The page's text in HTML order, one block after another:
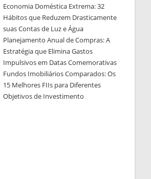
Economia Doméstica Extrema: 32
Hábitos que Reduzem Drasticamente
suas Contas de Luz e Água
Planejamento Anual de Compras: A
Estratégia que Elimina Gastos
Impulsivos em Datas Comemorativas
Fundos Imobiliários Comparados: Os
15 Melhores FIIs para Diferentes
Objetivos de Investimento